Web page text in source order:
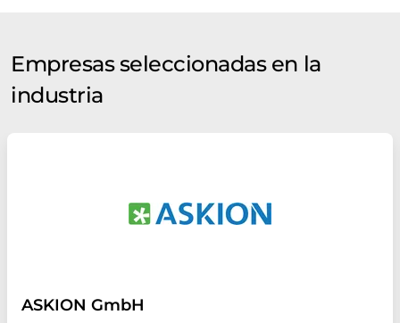
Empresas seleccionadas en la
industria
ASKION GmbH